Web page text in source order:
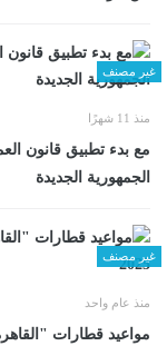
غير مصنف
منذ 11 شهرًا
مع بدء تطبيق قانون
الجمهورية الجديدة
غير مصنف
منذ عام واحد